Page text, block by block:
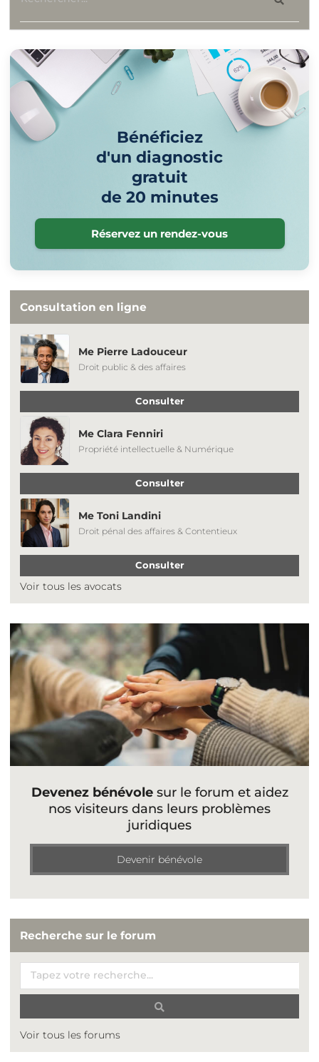
Bénéficiez
d'un diagnostic
gratuit
de 20 minutes
Réservez un rendez-vous
Consultation en ligne
Me Pierre Ladouceur
Droit public & des affaires
Consulter
Me Clara Fenniri
Propriété intellectuelle & Numérique
Consulter
Me Toni Landini
Droit pénal des affaires & Contentieux
Consulter
Voir tous les avocats
Devenez bénévolesur le forum et aidez
nos visiteurs dans leurs problèmes
juridiques
Devenir bénévole
Recherche sur le forum
Voir tous les forums